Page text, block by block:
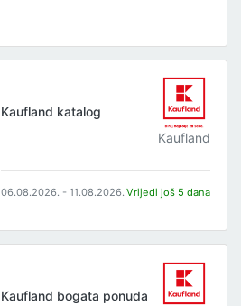
Kaufland katalog
Kaufland
06.08.2026. - 11.08.2026. Vrijedi još 5 dana
Kaufland bogata ponuda